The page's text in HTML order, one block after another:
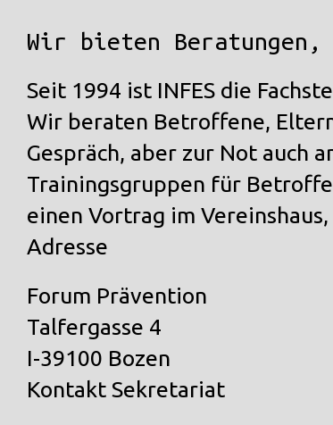
Wir bieten Beratungen,
Seit 1994 ist INFES die
Wir beraten Betroffene,
Gespräch, aber zur Not auch
Trainingsgruppen für
einen Vortrag im
Adresse
Forum Prävention
Talfergasse 4
I-39100 Bozen
Kontakt Sekretariat